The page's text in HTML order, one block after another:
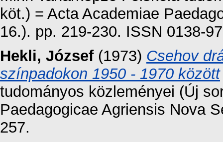
köt.) = Acta Academiae
16.). pp. 219-230. ISSN 0138-
Hekli, József(1973) Csehov
színpadokon 1950 - 1970 között
tudományos közleményei (Új
Paedagogicae Agriensis Nova
257.